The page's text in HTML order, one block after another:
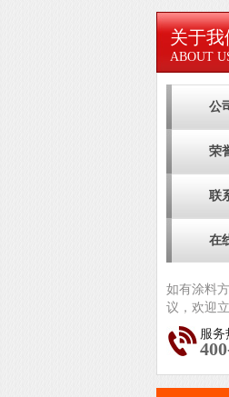
关于我
ABOUT
公
荣
联
在
如有涂料
议，欢迎
服务